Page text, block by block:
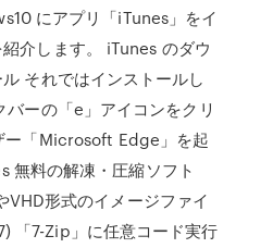
にアプリ「iTunes」をイ
介します。 iTunes のダウ
それではインストールし
ーの「e」アイコンをクリ
ー「Microsoft Edge」を起
無料の解凍・圧縮ソフト
VHD形式のイメージファイ
「7-Zip」に任意コード実行